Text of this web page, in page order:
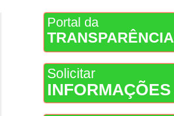
Portal da
TRANSPARÊNCIA
Solicitar
INFORMAÇÕES